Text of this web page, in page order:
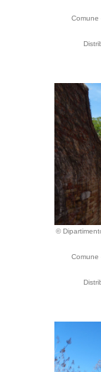
Comune
©
Comune